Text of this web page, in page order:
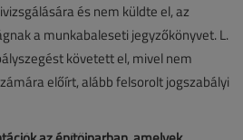
és nem küldte el, az
a munkabaleseti jegyzőkönyvet. L.
követett el, mivel nem
előírt, alább felsorolt jogszabályi